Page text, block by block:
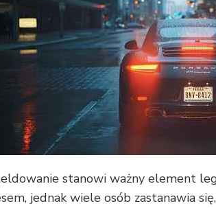
stanowi ważny element
jednak wiele osób zastanawia